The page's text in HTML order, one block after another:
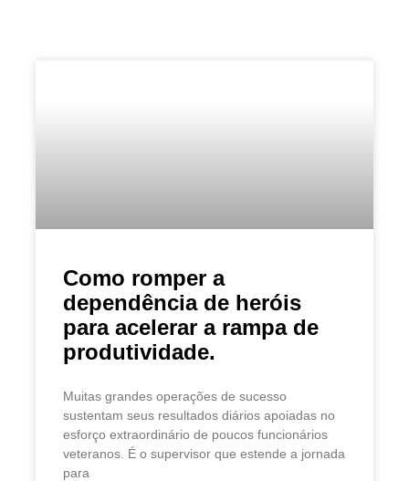
Como romper a
dependência de heróis
para acelerar a rampa de
produtividade.
Muitas grandes operações de sucesso
sustentam seus resultados diários apoiadas no
esforço extraordinário de poucos funcionários
veteranos. É o supervisor que estende a jornada
para